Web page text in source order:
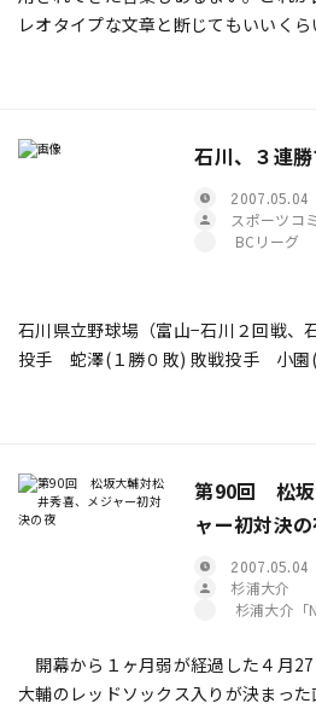
レオタイプな文章と断じてもいいく
えるけれども、人って結構変わるも
である。
石川、３連
2007.05.04
スポーツコ
BCリーグ
石川県立野球場（富山−石川２回
投手 蛇澤(１勝０敗) 敗戦投手 小園
第90回 松坂
ャー初対決
2007.05.04
杉浦大介
杉浦大介「
開幕から１ヶ月弱が経過した４
大輔のレッドソックス入りが決まっ